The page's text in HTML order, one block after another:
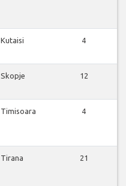
Kutaisi 4
Skopje 12
Timisoara 4
Tirana 21